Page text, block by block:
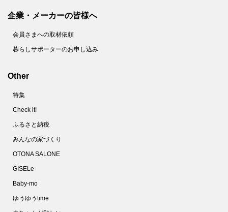
企業・メーカーの皆様へ
会員さまへの取材依頼
暮らしサポーターのお申し込み
Other
特集
Check it!
ふるさと納税
みんなの家づくり
OTONA SALONE
GISELe
Baby-mo
ゆうゆうtime